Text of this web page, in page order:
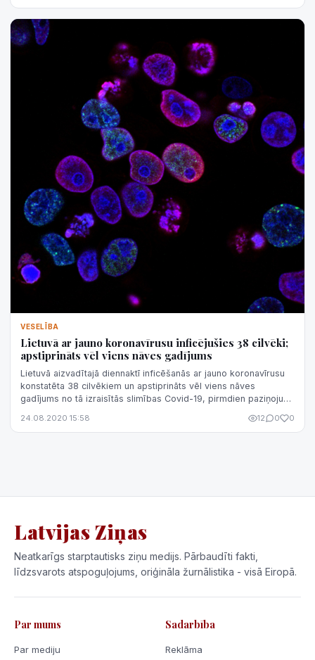
VESELĪBA
Lietuvā ar jauno koronavīrusu inficējušies 38 cilvēki;
apstiprināts vēl viens nāves gadījums
Lietuvā aizvadītajā diennaktī inficēšanās ar jauno koronavīrusu
konstatēta 38 cilvēkiem un apstiprināts vēl viens nāves
gadījums no tā izraisītās slimības Covid-19, pirmdien paziņojusi
24.08.2020 15:58 12 0 0
Latvijas Ziņas
Neatkarīgs starptautisks ziņu medijs. Pārbaudīti fakti,
līdzsvarots atspoguļojums, oriģināla žurnālistika - visā Eiropā.
Par mums
Par mediju
Sadarbība
Reklāma